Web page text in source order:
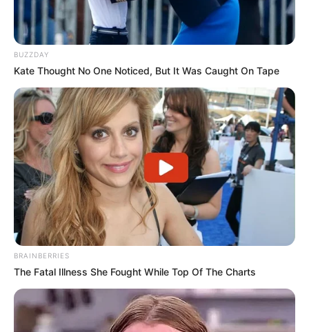
BUZZDAY
Kate Thought No One Noticed, But It Was Caught On Tape
BRAINBERRIES
The Fatal Illness She Fought While Top Of The Charts